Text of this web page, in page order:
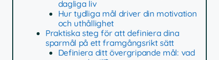
dagliga liv
Hur tydliga mål driver din motivation
och uthållighet
Praktiska steg för att definiera dina
sparmål på ett framgångsrikt sätt
Definiera ditt övergripande mål: vad